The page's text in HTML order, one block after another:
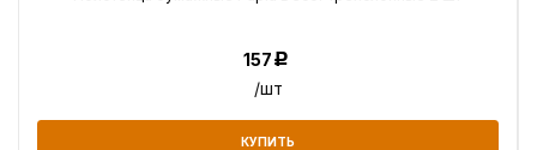
157Р
/шт
КУПИТЬ